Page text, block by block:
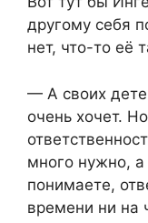
другому себя
нет, что-то её
— А своих
очень хочет.
много нужно, а
понимаете,
времени ни на